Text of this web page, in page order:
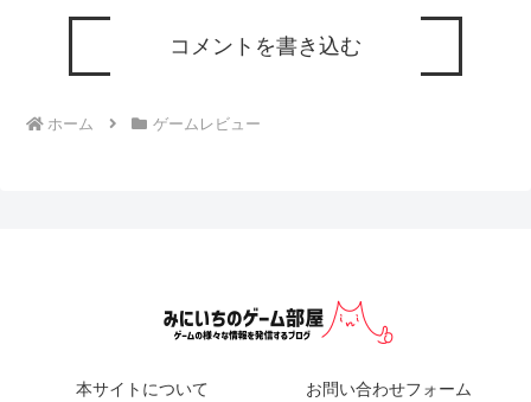
コメントを書き込む
ホーム ゲームレビュー
本サイトについて お問い合わせフォーム